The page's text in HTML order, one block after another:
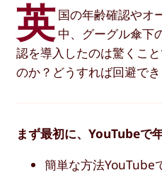
英 国の年齢確認やオ
中、グーグル傘下
認を導入したのは驚くこ
のか？どうすれば回避で
まず最初に、YouTubeで
簡単な方法YouTube